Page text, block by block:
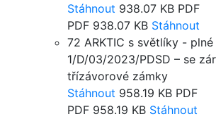
Stáhnout 938.07 KB PDF
PDF 938.07 KB Stáhnout
72 ARKTIC s světlíky -
1/D/03/2023/PDSD – se
třízávorové zámky
Stáhnout 958.19 KB PDF
PDF 958.19 KB Stáhnout